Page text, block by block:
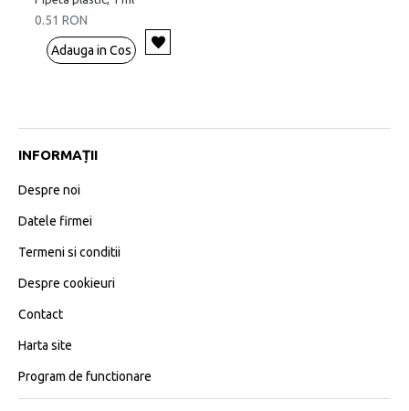
0.51 RON
Adauga in Cos
INFORMAȚII
Despre noi
Datele firmei
Termeni si conditii
Despre cookieuri
Contact
Harta site
Program de functionare